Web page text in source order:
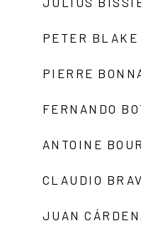
PETER BLAKE
PIERRE
FERNANDO
ANTOINE
CLAUDIO
JUAN